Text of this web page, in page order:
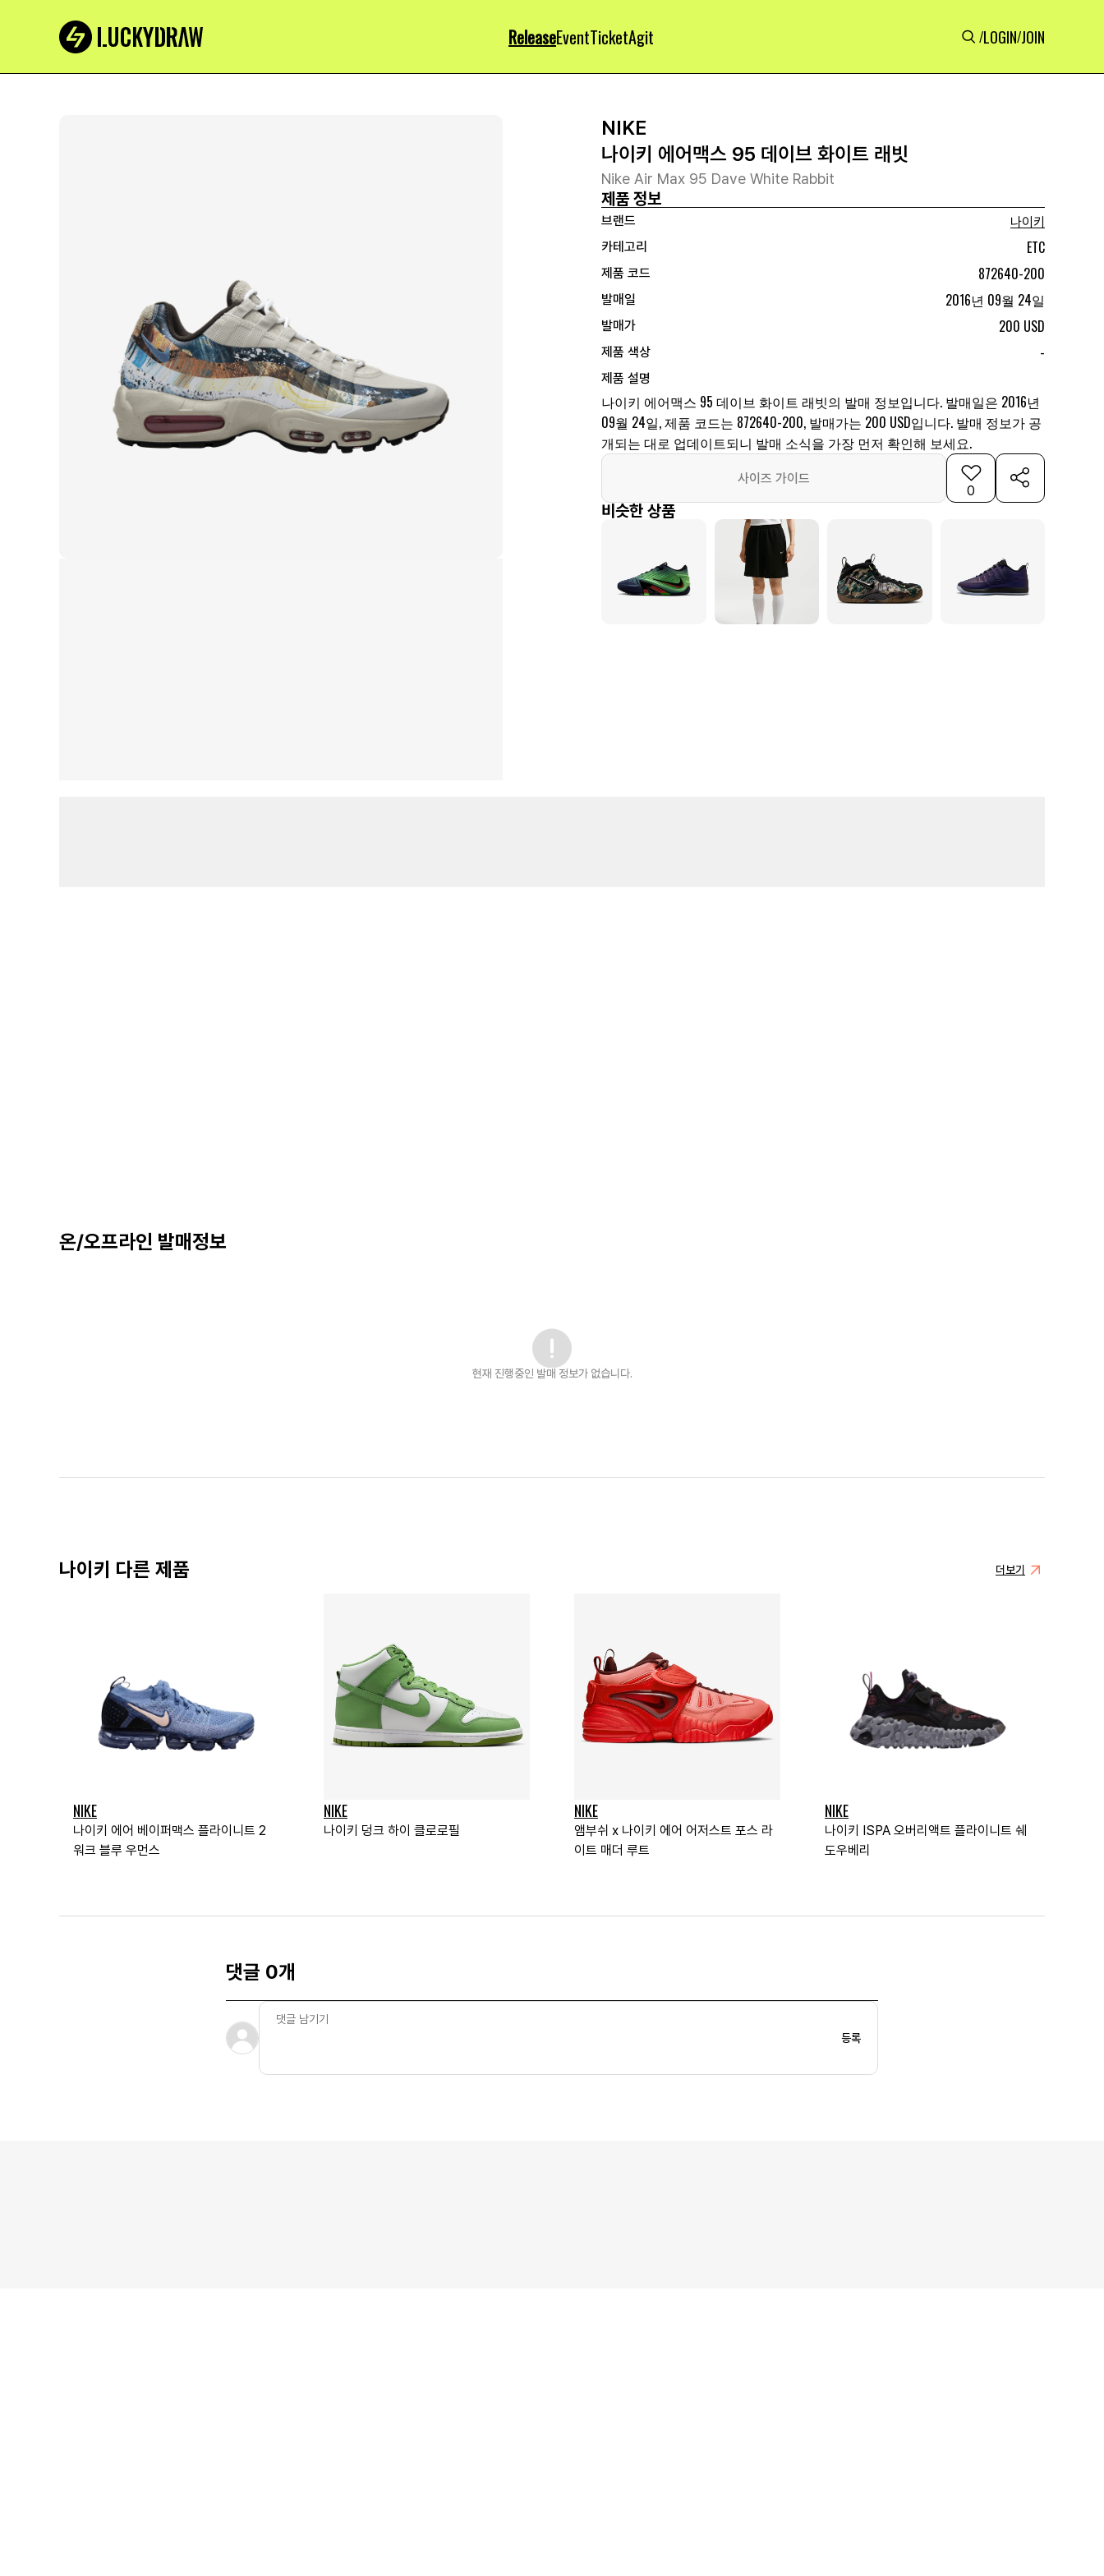
ReleaseEventTicketAgit /LOGIN/JOIN
NIKE
나이키 에어맥스 95 데이브 화이트 래빗
Nike Air Max 95 Dave White Rabbit
제품 정보
브랜드
나이키
카테고리
ETC
제품 코드 872640-200
발매일 2016년 09월 24일
발매가 200 USD
제품 색상 -
제품 설명
나이키 에어맥스 95 데이브 화이트 래빗의 발매 정보입니다. 발매일은 2016년
09월 24일, 제품 코드는 872640-200, 발매가는 200 USD입니다. 발매 정보가 공
개되는 대로 업데이트되니 발매 소식을 가장 먼저 확인해 보세요.
사이즈 가이드
0
비슷한 상품
온/오프라인 발매정보
현재 진행중인 발매 정보가 없습니다.
나이키 다른 제품 더보기
NIKE
나이키 에어 베이퍼맥스 플라이니트 2
워크 블루 우먼스
NIKE
나이키 덩크 하이 클로로필
NIKE
앰부쉬 x 나이키 에어 어저스트 포스 라
이트 매더 루트
NIKE
나이키 ISPA 오버리액트 플라이니트 쉐
도우베리
댓글 0개
등록